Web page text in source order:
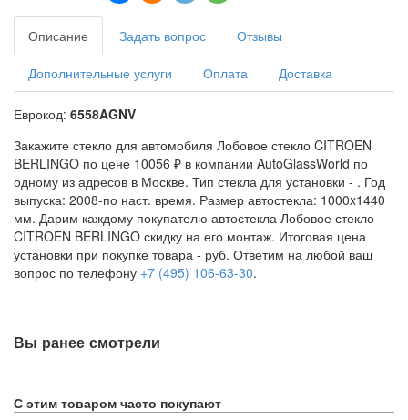
Описание Задать вопрос Отзывы
Дополнительные услуги Оплата Доставка
Еврокод: 6558AGNV
Закажите стекло для автомобиля Лобовое стекло CITROEN
BERLINGO по цене 10056 ₽ в компании AutoGlassWorld по
одному из адресов в Москве. Тип стекла для установки - . Год
выпуска: 2008-по наст. время. Размер автостекла: 1000x1440
мм. Дарим каждому покупателю автостекла Лобовое стекло
CITROEN BERLINGO скидку на его монтаж. Итоговая цена
установки при покупке товара - руб. Ответим на любой ваш
вопрос по телефону +7 (495) 106-63-30.
Вы ранее смотрели
С этим товаром часто покупают